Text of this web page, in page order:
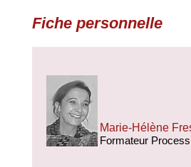
Fiche personnelle
Marie-Hélène
Formateur